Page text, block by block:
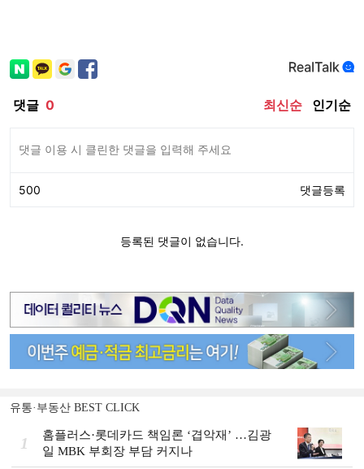
유통·부동산 BEST CLICK
1
홈플러스·롯데카드 책임론 ‘겹악재’ …김광
일 MBK 부회장 부담 커지나